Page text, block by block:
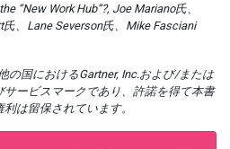
“New Work Hub”?, Joe Mariano氏、
、Lane Severson氏、Mike Fasciani
の国におけるGartner, Inc.および/または
ービスマークであり、許諾を得て本書
は留保されています。